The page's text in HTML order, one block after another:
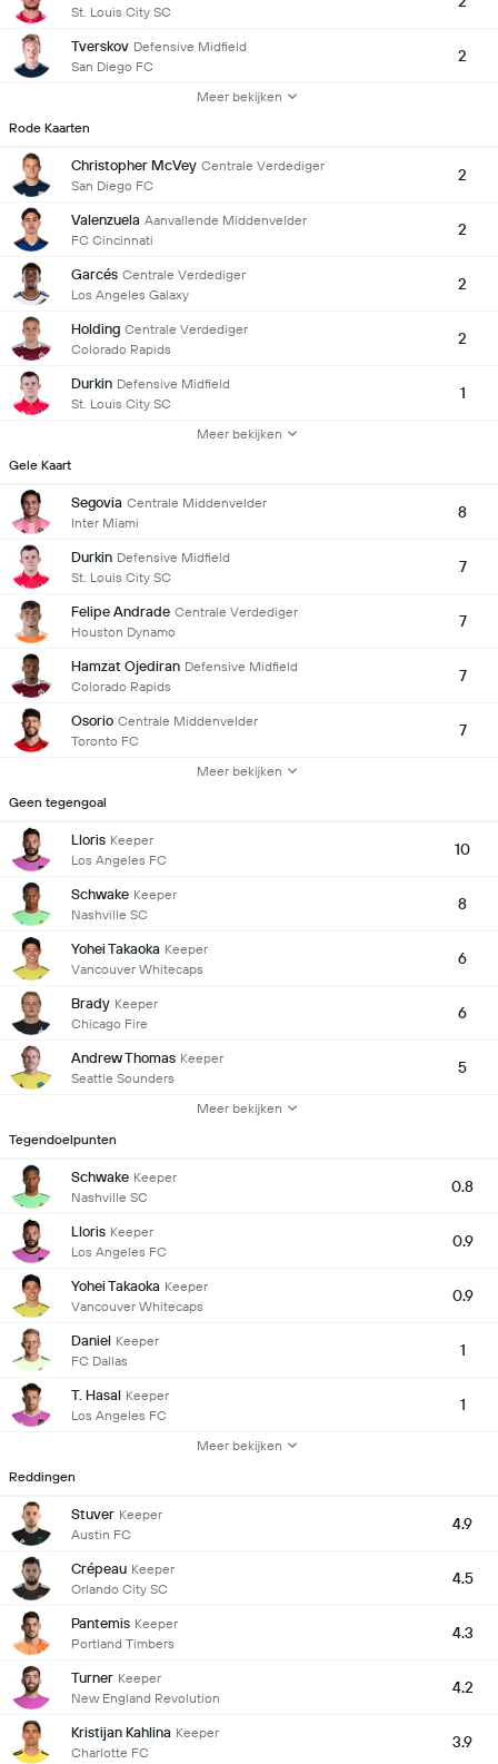
St. Louis City SC
Tverskov Defensive Midfield
San Diego FC
2
Meer bekijken
Rode Kaarten
Christopher McVey Centrale Verdediger
San Diego FC
2
Valenzuela Aanvallende Middenvelder
FC Cincinnati
2
Garcés Centrale Verdediger
Los Angeles Galaxy
2
Holding Centrale Verdediger
Colorado Rapids
2
Durkin Defensive Midfield
St. Louis City SC
1
Meer bekijken
Gele Kaart
Segovia Centrale Middenvelder
Inter Miami
8
Durkin Defensive Midfield
St. Louis City SC
7
Felipe Andrade Centrale Verdediger
Houston Dynamo
7
Hamzat Ojediran Defensive Midfield
Colorado Rapids
7
Osorio Centrale Middenvelder
Toronto FC
7
Meer bekijken
Geen tegengoal
Lloris Keeper
Los Angeles FC
10
Schwake Keeper
Nashville SC
8
Yohei Takaoka Keeper
Vancouver Whitecaps
6
Brady Keeper
Chicago Fire
6
Andrew Thomas Keeper
Seattle Sounders
5
Meer bekijken
Tegendoelpunten
Schwake Keeper
Nashville SC
0.8
Lloris Keeper
Los Angeles FC
0.9
Yohei Takaoka Keeper
Vancouver Whitecaps
0.9
Daniel Keeper
FC Dallas
1
T. Hasal Keeper
Los Angeles FC
1
Meer bekijken
Reddingen
Stuver Keeper
Austin FC
4.9
Crépeau Keeper
Orlando City SC
4.5
Pantemis Keeper
Portland Timbers
4.3
Turner Keeper
New England Revolution
4.2
Kristijan Kahlina Keeper
Charlotte FC
3.9